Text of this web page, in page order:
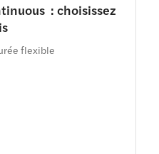
: choisissez
flexible